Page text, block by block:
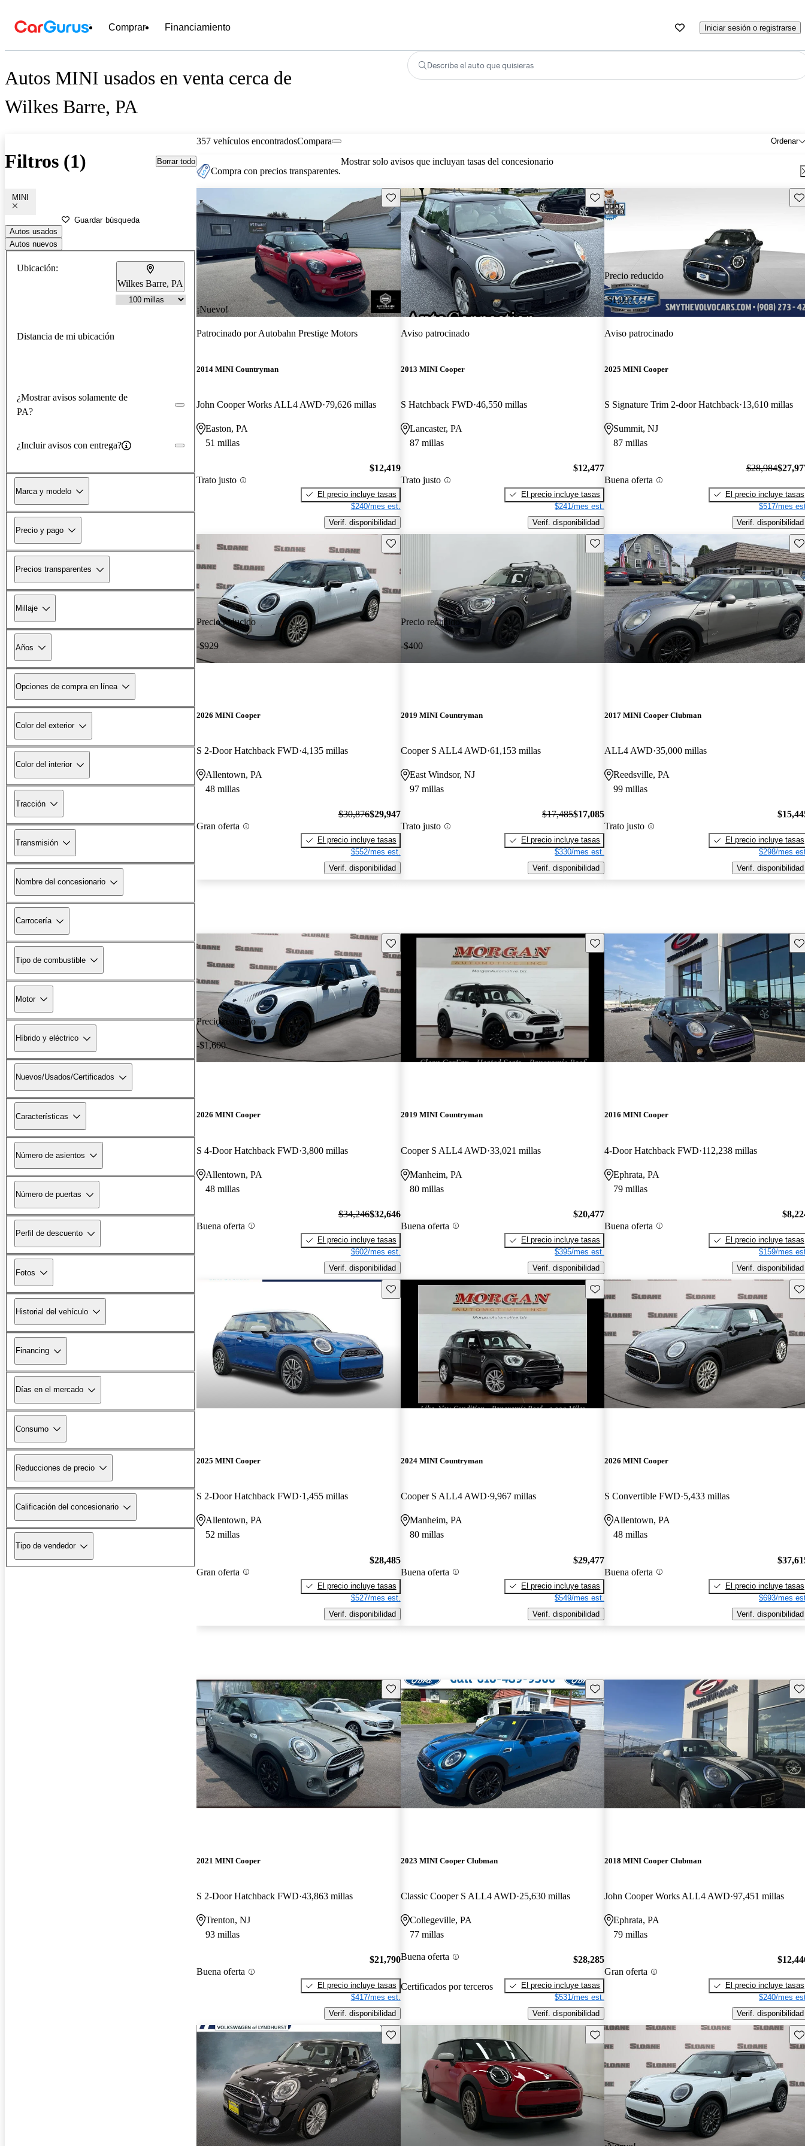
Comprar Financiamiento Iniciar sesión o registrarse
Autos MINI usados en venta cerca de
Wilkes Barre, PA
Describe el auto que quisieras
Filtros (1) Borrar todo
MINI
Guardar búsqueda
Autos usados
Autos nuevos
Ubicación:
Wilkes Barre, PA
Distancia de mi ubicación
¿Mostrar avisos solamente de
PA?
¿Incluir avisos con entrega?
Marca y modelo
Precio y pago
Precios transparentes
Millaje
Años
Opciones de compra en línea
Color del exterior
Color del interior
Tracción
Transmisión
Nombre del concesionario
Carrocería
Tipo de combustible
Motor
Híbrido y eléctrico
Nuevos/Usados/Certificados
Características
Número de asientos
Número de puertas
Perfil de descuento
Fotos
Historial del vehículo
Financing
Días en el mercado
Consumo
Reducciones de precio
Calificación del concesionario
Tipo de vendedor
357 vehículos encontrados Ordenar
Compara
Compra con precios transparentes.
Mostrar solo avisos que incluyan tasas del concesionario
¡Nuevo!
Guarda este Aviso
Patrocinado porAutobahn Prestige Motors
2014 MINI Countryman
John Cooper Works ALL4 AWD 79,626 millas
Easton, PA
51 millas
Trato justo
$12,419
El precio incluye tasas
$240/mes est.
Verif. disponibilidad
Guarda este Aviso
Aviso patrocinado
2013 MINI Cooper
S Hatchback FWD 46,550 millas
Lancaster, PA
87 millas
Trato justo
$12,477
El precio incluye tasas
$241/mes est.
Verif. disponibilidad
Precio reducido
-$1,007
Aviso patrocinado
2025 MINI Cooper
S Signature Trim 2-door Hatchback 13,610 millas
Summit, NJ
87 millas
Buena oferta
$28,984
El precio incluye tasas
$517/mes
Verif. disponibilidad
Precio reducido
-$929
Guarda este Aviso
2026 MINI Cooper
S 2-Door Hatchback FWD 4,135 millas
Allentown, PA
48 millas
Gran oferta
$30,876$29,947
El precio incluye tasas
$552/mes est.
Verif. disponibilidad
Precio reducido
-$400
Guarda este Aviso
2019 MINI Countryman
Cooper S ALL4 AWD 61,153 millas
East Windsor, NJ
97 millas
Trato justo
$17,485$17,085
El precio incluye tasas
$330/mes est.
Verif. disponibilidad
2017 MINI Cooper Clubman
ALL4 AWD 35,000 millas
Reedsville, PA
99 millas
Trato justo
El precio incluye tasas
$298/mes
Verif. disponibilidad
Precio reducido
-$1,600
Guarda este Aviso
2026 MINI Cooper
S 4-Door Hatchback FWD 3,800 millas
Allentown, PA
48 millas
Buena oferta
$34,246$32,646
El precio incluye tasas
$602/mes est.
Verif. disponibilidad
Guarda este Aviso
2019 MINI Countryman
Cooper S ALL4 AWD 33,021 millas
Manheim, PA
80 millas
Buena oferta
$20,477
El precio incluye tasas
$395/mes est.
Verif. disponibilidad
2016 MINI Cooper
4-Door Hatchback FWD 112,238 millas
Ephrata, PA
79 millas
Buena oferta
El precio incluye tasas
$159/mes
Verif. disponibilidad
Guarda este Aviso
2025 MINI Cooper
S 2-Door Hatchback FWD 1,455 millas
Allentown, PA
52 millas
Gran oferta
$28,485
El precio incluye tasas
$527/mes est.
Verif. disponibilidad
Guarda este Aviso
2024 MINI Countryman
Cooper S ALL4 AWD 9,967 millas
Manheim, PA
80 millas
Buena oferta
$29,477
El precio incluye tasas
$549/mes est.
Verif. disponibilidad
2026 MINI Cooper
S Convertible FWD 5,433 millas
Allentown, PA
48 millas
Buena oferta
El precio incluye tasas
$693/mes
Verif. disponibilidad
Guarda este Aviso
2021 MINI Cooper
S 2-Door Hatchback FWD 43,863 millas
Trenton, NJ
93 millas
Buena oferta
$21,790
El precio incluye tasas
$417/mes est.
Verif. disponibilidad
Guarda este Aviso
2023 MINI Cooper Clubman
Classic Cooper S ALL4 AWD 25,630 millas
Collegeville, PA
77 millas
Buena oferta
Certificados por terceros
$28,285
El precio incluye tasas
$531/mes est.
Verif. disponibilidad
2018 MINI Cooper Clubman
John Cooper Works ALL4 AWD 97,451 millas
Ephrata, PA
79 millas
Gran oferta
El precio incluye tasas
$240/mes
Verif. disponibilidad
Guarda este Aviso Guarda este Aviso